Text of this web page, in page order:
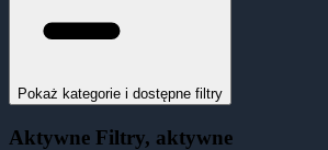
Pokaż kategorie i dostępne filtry
Aktywne Filtry, aktywne